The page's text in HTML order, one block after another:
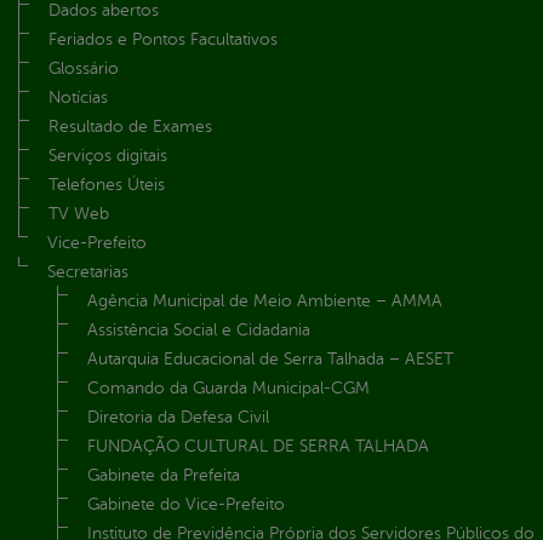
Dados abertos
Feriados e Pontos Facultativos
Glossário
Notícias
Resultado de Exames
Serviços digitais
Telefones Úteis
TV Web
Vice-Prefeito
Secretarias
Agência Municipal de Meio Ambiente – AMMA
Assistência Social e Cidadania
Autarquia Educacional de Serra Talhada – AESET
Comando da Guarda Municipal-CGM
Diretoria da Defesa Civil
FUNDAÇÃO CULTURAL DE SERRA TALHADA
Gabinete da Prefeita
Gabinete do Vice-Prefeito
Instituto de Previdência Própria dos Servidores Públicos do